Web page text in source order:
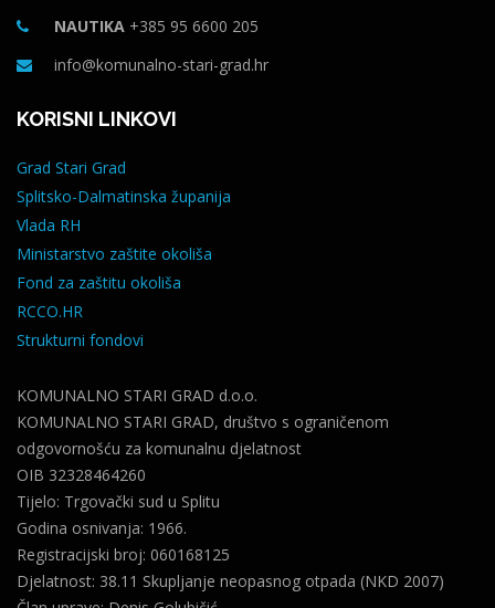
NAUTIKA +385 95 6600 205
info@komunalno-stari-grad.hr
KORISNI LINKOVI
Grad Stari Grad
Splitsko-Dalmatinska županija
Vlada RH
Ministarstvo zaštite okoliša
Fond za zaštitu okoliša
RCCO.HR
Strukturni fondovi
KOMUNALNO STARI GRAD d.o.o.
KOMUNALNO STARI GRAD, društvo s ograničenom
odgovornošću za komunalnu djelatnost
OIB 32328464260
Tijelo: Trgovački sud u Splitu
Godina osnivanja: 1966.
Registracijski broj: 060168125
Djelatnost: 38.11 Skupljanje neopasnog otpada (NKD 2007)